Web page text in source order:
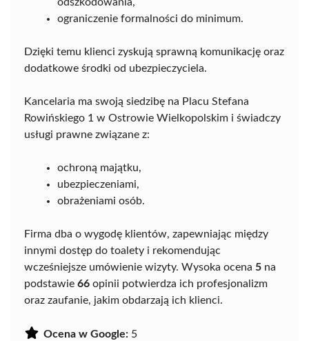
ograniczenie formalności do minimum.
Dzięki temu klienci zyskują sprawną komunikację oraz
dodatkowe środki od ubezpieczyciela.
Kancelaria ma swoją siedzibę na Placu Stefana
Rowińskiego 1 w Ostrowie Wielkopolskim i świadczy
usługi prawne związane z:
ochroną majątku,
ubezpieczeniami,
obrażeniami osób.
Firma dba o wygodę klientów, zapewniając między
innymi dostęp do toalety i rekomendując
wcześniejsze umówienie wizyty. Wysoka ocena 5 na
podstawie 66 opinii potwierdza ich profesjonalizm
oraz zaufanie, jakim obdarzają ich klienci.
Ocena w Google: 5